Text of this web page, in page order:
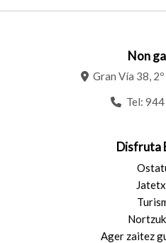
Non
Gran Vía 38,
Tel:
Disfruta
Ager zaitez